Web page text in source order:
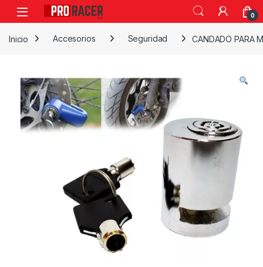
0
Inicio Accesorios Seguridad CANDADO PARA